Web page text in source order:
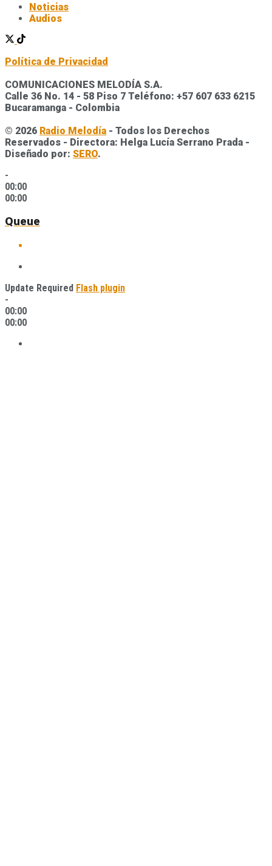
Noticias
Audios
Política de Privacidad
COMUNICACIONES MELODÍA S.A.
Calle 36 No. 14 - 58 Piso 7 Teléfono: +57 607 633 6215
Bucaramanga - Colombia
© 2026 Radio Melodía - Todos los Derechos
Reservados - Directora: Helga Lucía Serrano Prada -
Diseñado por: SERO.
-
00:00
00:00
Queue
Update Required Flash plugin
-
00:00
00:00